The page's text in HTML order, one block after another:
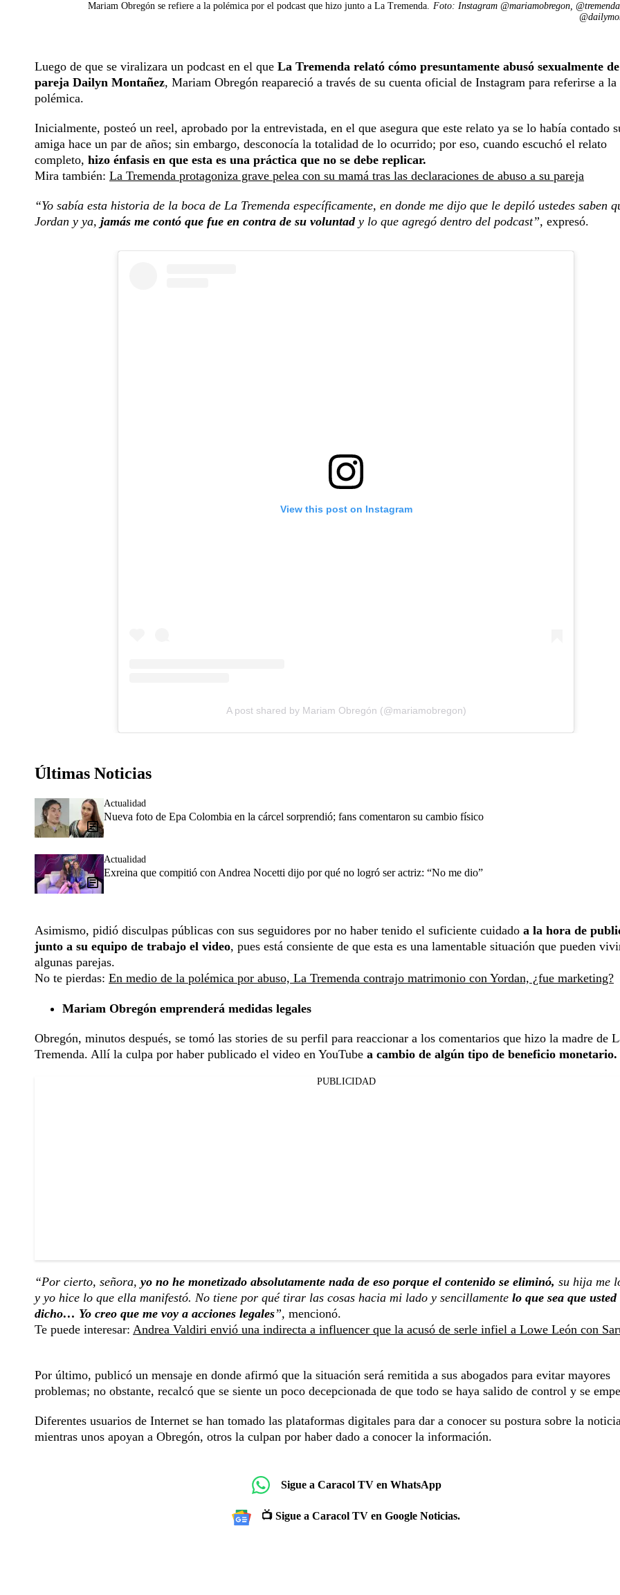
Mariam Obregón se refiere a la polémica por el podcast que hizo junto a La Tremenda. Foto: Instagram @mariamobregon,
Luego de que se viralizara un podcast en el que La Tremenda relató cómo presuntamente abusó sexualmente
pareja Dailyn Montañez, Mariam Obregón reapareció a través de su cuenta oficial de Instagram para referirse a la
polémica.
Inicialmente, posteó un reel, aprobado por la entrevistada, en el que asegura que este relato ya se lo había contado
amiga hace un par de años; sin embargo, desconocía la totalidad de lo ocurrido; por eso, cuando escuchó el relato
completo, hizo énfasis en que esta es una práctica que no se debe replicar.
Mira también: La Tremenda protagoniza grave pelea con su mamá tras las declaraciones de abuso a su pareja
“Yo sabía esta historia de la boca de La Tremenda específicamente, en donde me dijo que le depiló ustedes saben
Jordan y ya, jamás me contó que fue en contra de su voluntady lo que agregó dentro del podcast”, expresó.
View this post on Instagram
A post shared by Mariam Obregón (@mariamobregon)
Últimas Noticias
Actualidad
Nueva foto de Epa Colombia en la cárcel sorprendió; fans comentaron su cambio físico
Actualidad
Exreina que compitió con Andrea Nocetti dijo por qué no logró ser actriz: “No me dio”
Asimismo, pidió disculpas públicas con sus seguidores por no haber tenido el suficiente cuidado a la hora de
junto a su equipo de trabajo el video, pues está consiente de que esta es una lamentable situación que pueden
algunas parejas.
No te pierdas: En medio de la polémica por abuso, La Tremenda contrajo matrimonio con Yordan, ¿fue marketing?
Mariam Obregón emprenderá medidas legales
Obregón, minutos después, se tomó las stories de su perfil para reaccionar a los comentarios que hizo la madre de
Tremenda. Allí la culpa por haber publicado el video en YouTube a cambio de algún tipo de beneficio monetario.
PUBLICIDAD
“Por cierto, señora, yo no he monetizado absolutamente nada de eso porque el contenido se eliminó, su hija me
y yo hice lo que ella manifestó. No tiene por qué tirar las cosas hacia mi lado y sencillamente lo que sea que usted
dicho… Yo creo que me voy a acciones legales”, mencionó.
Te puede interesar: Andrea Valdiri envió una indirecta a influencer que la acusó de serle infiel a Lowe León con
Por último, publicó un mensaje en donde afirmó que la situación será remitida a sus abogados para evitar mayores
problemas; no obstante, recalcó que se siente un poco decepcionada de que todo se haya salido de control y se
Diferentes usuarios de Internet se han tomado las plataformas digitales para dar a conocer su postura sobre la
mientras unos apoyan a Obregón, otros la culpan por haber dado a conocer la información.
Sigue a Caracol TV en WhatsApp
📺 Sigue a Caracol TV en Google Noticias.